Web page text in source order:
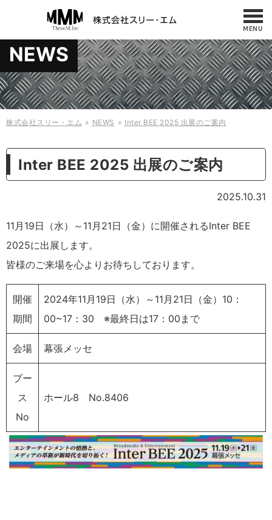
MENU
お問い合わせ
042-487-7860
10:00 - 17:00 （平日／日曜／祝日）
NEWS
サービス・製品
ケース
什器・板金
会社概要・アクセス
採用情報
NEWS
株式会社スリー・エム NEWS Inter BEE 2025 出展のご案内
Inter BEE 2025 出展のご案内
2025.10.31
11月19日（水）～11月21日（金）に開催されるInter BEE
2025に出展します。
皆様のご来場を心よりお待ちしております。
開催
期間
2024年11月19日（水）～11月21日（金）10：
00~17：30 ※最終日は17：00まで
会場 幕張メッセ
ブー
ス
No
ホール8 No.8406